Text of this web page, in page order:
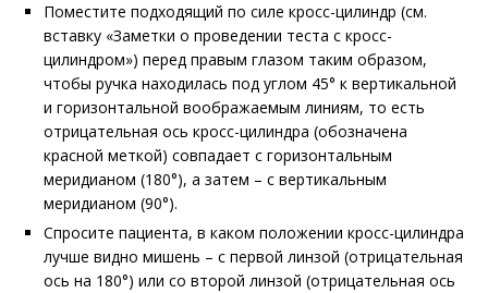
Поместите подходящий по силе кросс-цилиндр (см.
вставку «Заметки о проведении теста с кросс-
цилиндром») перед правым глазом таким образом,
чтобы ручка находилась под углом 45° к вертикальной
и горизонтальной воображаемым линиям, то есть
отрицательная ось кросс-цилиндра (обозначена
красной меткой) совпадает с горизонтальным
меридианом (180°), а затем – с вертикальным
меридианом (90°).
Спросите пациента, в каком положении кросс-цилиндра
лучше видно мишень – с первой линзой (отрицательная
ось на 180°) или со второй линзой (отрицательная ось